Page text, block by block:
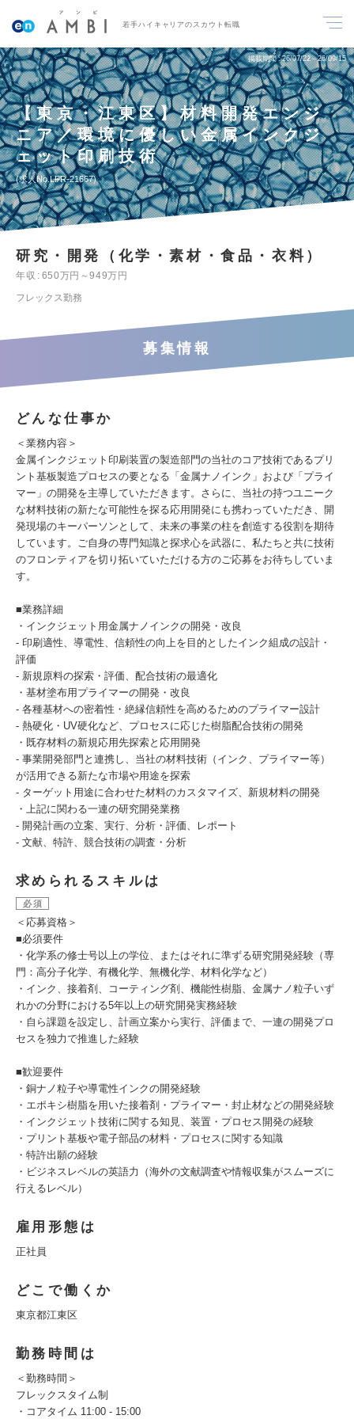
若手ハイキャリアのスカウト転職
掲載期間 26/07/22～26/09/15
【東京・江東区】材料開発エンジ
ニア／環境に優しい金属インクジ
ェット印刷技術
求人No.LFR-21667
研究・開発（化学・素材・食品・衣料）
年収
650万円～949万円
フレックス勤務
募集情報
どんな仕事か
＜業務内容＞
金属インクジェット印刷装置の製造部門の当社のコア技術であるプリ
ント基板製造プロセスの要となる「金属ナノインク」および「プライ
マー」の開発を主導していただきます。さらに、当社の持つユニーク
な材料技術の新たな可能性を探る応用開発にも携わっていただき、開
発現場のキーパーソンとして、未来の事業の柱を創造する役割を期待
しています。ご自身の専門知識と探求心を武器に、私たちと共に技術
のフロンティアを切り拓いていただける方のご応募をお待ちしていま
す。
■業務詳細
・インクジェット用金属ナノインクの開発・改良
- 印刷適性、導電性、信頼性の向上を目的としたインク組成の設計・
評価
- 新規原料の探索・評価、配合技術の最適化
・基材塗布用プライマーの開発・改良
- 各種基材への密着性・絶縁信頼性を高めるためのプライマー設計
- 熱硬化・UV硬化など、プロセスに応じた樹脂配合技術の開発
・既存材料の新規応用先探索と応用開発
- 事業開発部門と連携し、当社の材料技術（インク、プライマー等）
が活用できる新たな市場や用途を探索
- ターゲット用途に合わせた材料のカスタマイズ、新規材料の開発
・上記に関わる一連の研究開発業務
- 開発計画の立案、実行、分析・評価、レポート
- 文献、特許、競合技術の調査・分析
求められるスキルは
必須
＜応募資格＞
■必須要件
・化学系の修士号以上の学位、またはそれに準ずる研究開発経験（専
門：高分子化学、有機化学、無機化学、材料化学など）
・インク、接着剤、コーティング剤、機能性樹脂、金属ナノ粒子いず
れかの分野における5年以上の研究開発実務経験
・自ら課題を設定し、計画立案から実行、評価まで、一連の開発プロ
セスを独力で推進した経験
■歓迎要件
・銅ナノ粒子や導電性インクの開発経験
・エポキシ樹脂を用いた接着剤・プライマー・封止材などの開発経験
・インクジェット技術に関する知見、装置・プロセス開発の経験
・プリント基板や電子部品の材料・プロセスに関する知識
・特許出願の経験
・ビジネスレベルの英語力（海外の文献調査や情報収集がスムーズに
行えるレベル）
雇用形態は
正社員
どこで働くか
東京都江東区
勤務時間は
＜勤務時間＞
フレックスタイム制
・コアタイム 11:00 - 15:00